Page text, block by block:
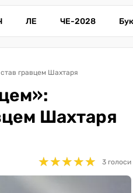
ЛЕ ЧЕ-2028
став гравцем Шахтаря
Шахтаря
★★★★★
★★★★★ 3 голоси